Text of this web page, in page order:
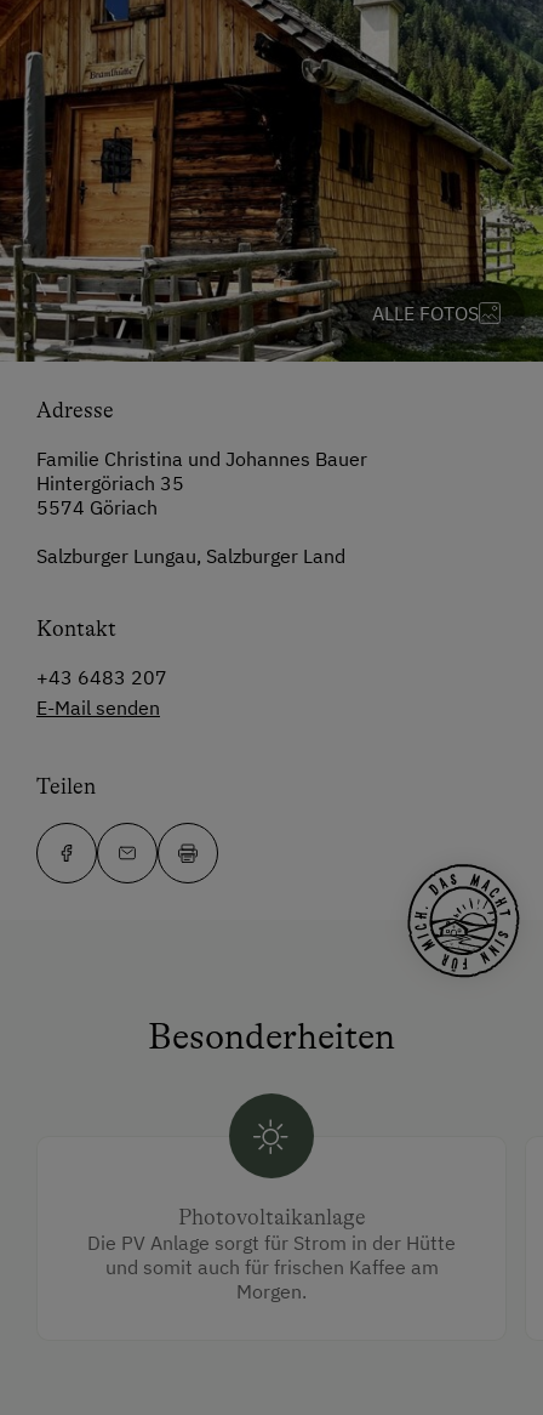
ALLE FOTOS
Adresse
Familie Christina und Johannes Bauer
Hintergöriach 35
5574 Göriach
Salzburger Lungau, Salzburger Land
Kontakt
+43 6483 207
E-Mail senden
Teilen
Besonderheiten
Photovoltaikanlage
Die PV Anlage sorgt für Strom in der Hütte
und somit auch für frischen Kaffee am
Morgen.